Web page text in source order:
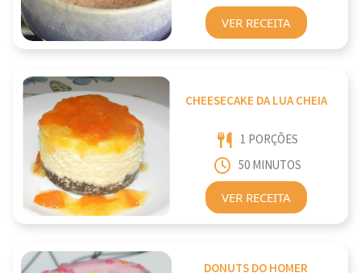
VER RECEITA
CHEESECAKE DA LUA CHEIA
1 PORÇÕES
50 MINUTOS
VER RECEITA
DONUTS DO HOMER